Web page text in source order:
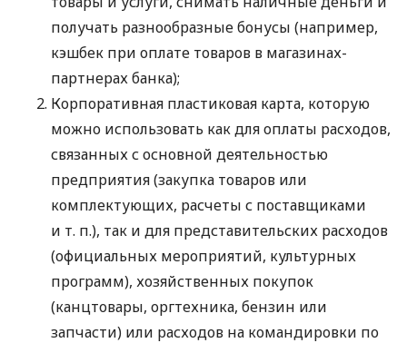
получать разнообразные бонусы (например,
кэшбек при оплате товаров в магазинах-
партнерах банка);
Корпоративная пластиковая карта, которую
можно использовать как для оплаты расходов,
связанных с основной деятельностью
предприятия (закупка товаров или
комплектующих, расчеты с поставщиками
и т. п.), так и для представительских расходов
(официальных мероприятий, культурных
программ), хозяйственных покупок
(канцтовары, оргтехника, бензин или
запчасти) или расходов на командировки по